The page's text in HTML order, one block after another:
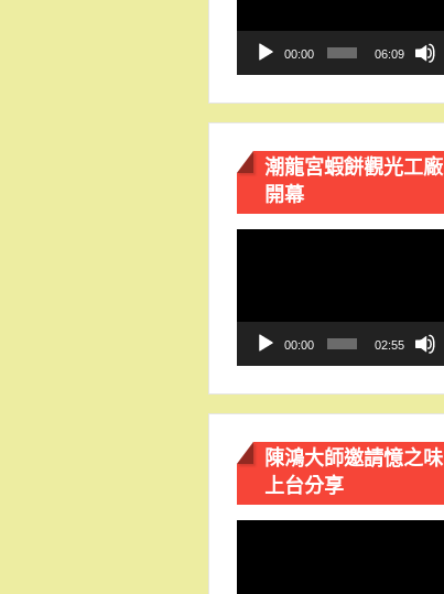
放
00:00 06:09
潮龍宮蝦餅觀光工廠
開幕
00:00 02:55
陳鴻大師邀請憶之味
上台分享